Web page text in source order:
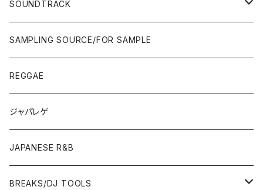
JAPAN ONLY RELEASE/REMIX
POPS/S.S.W.
ROCK/AOR
SOUNDTRACK
LP
JAPANESE
OTHERS
7"/12"
JAPANESE
OTHERS
SAMPLING SOURCE/FOR SAMPLE
REGGAE
ジャパレゲ
JAPANESE R&B
BREAKS/DJ TOOLS